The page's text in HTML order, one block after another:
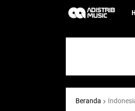
Beranda